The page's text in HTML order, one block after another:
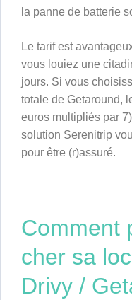
la panne de batterie
Le tarif est
vous louiez une
jours. Si vous
totale de Getaround,
euros multipliés par
solution Serenitrip
pour être (r)assuré.
Comment
cher sa
Drivy /